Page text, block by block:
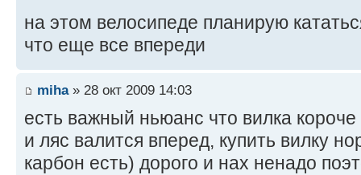
на этом велосипеде планирую
что еще все впереди
miha» 28 окт 2009 14:03
есть важный ньюанс что вилка
и ляс валится вперед, купить вилку
карбон есть) дорого и нах ненадо